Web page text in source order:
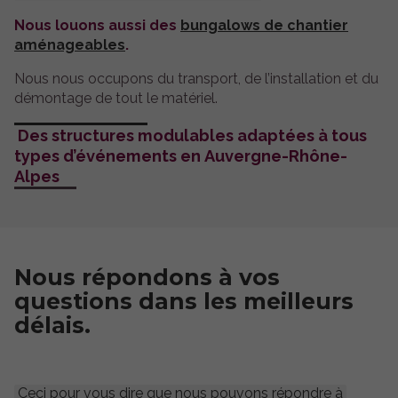
Nous louons aussi des bungalows de chantier
aménageables.
Nous nous occupons du transport, de l’installation et du
démontage de tout le matériel.
Des structures modulables adaptées à tous
types d’événements en Auvergne-Rhône-
Alpes
Nous répondons à vos
questions dans les meilleurs
délais.
Ceci pour vous dire que nous pouvons répondre à